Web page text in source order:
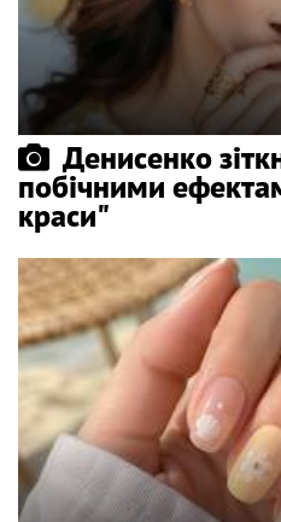
Денисенко
побічними
краси"